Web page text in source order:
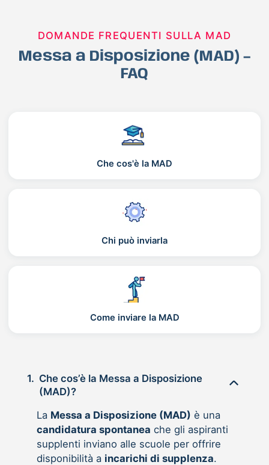
DOMANDE FREQUENTI SULLA MAD
Messa a Disposizione (MAD) –
FAQ
Che cos'è la MAD
Chi può inviarla
Come inviare la MAD
1. Che cos’è la Messa a Disposizione
(MAD)?
La Messa a Disposizione (MAD) è una
candidatura spontanea che gli aspiranti
supplenti inviano alle scuole per offrire
disponibilità a incarichi di supplenza.